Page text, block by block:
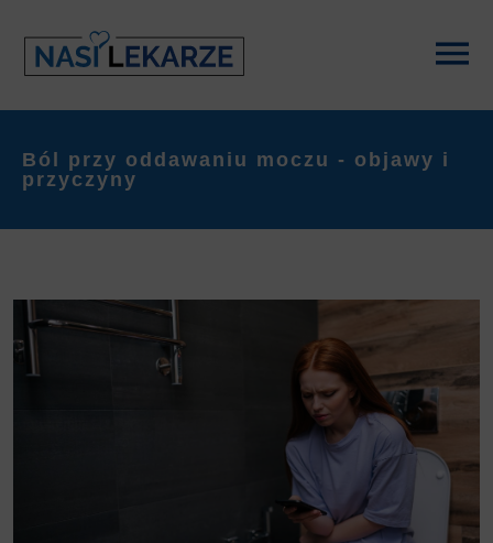
Ból przy oddawaniu moczu - objawy i
przyczyny